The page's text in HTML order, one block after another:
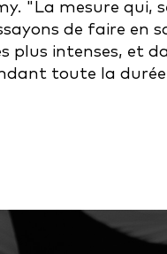
"La mesure qui,
de faire en
intenses, et
toute la